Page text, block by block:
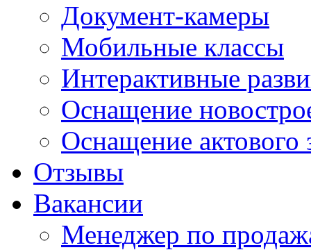
Документ-камеры
Мобильные классы
Интерактивные
Оснащение
Оснащение актового
Отзывы
Вакансии
Менеджер по